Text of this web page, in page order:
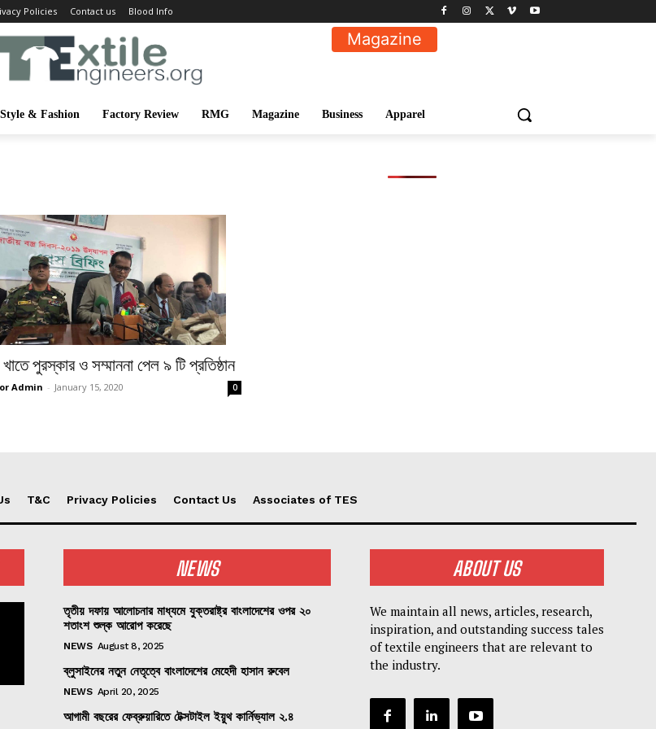
Policies Contact us Blood Info
Magazine
& Fashion Factory Review RMG Magazine Business Apparel
খাতে পুরস্কার ও সম্মাননা পেল ৯ টি প্রতিষ্ঠান
Admin - January 15, 2020 0
T&C Privacy Policies Contact Us Associates of TES
NEWS
তৃতীয় দফায় আলোচনার মাধ্যমে যুক্তরাষ্ট্র বাংলাদেশের ওপর ২০
শতাংশ শুল্ক আরোপ করেছে
NEWS August 8, 2025
ব্লুসাইনের নতুন নেতৃত্বে বাংলাদেশের মেহেদী হাসান রুবেল
NEWS April 20, 2025
আগামী বছরের ফেব্রুয়ারিতে টেক্সটাইল ইয়ুথ কার্নিভ্যাল ২.৪
ABOUT US
We maintain all news, articles, research,
inspiration, and outstanding success tales
of textile engineers that are relevant to
the industry.